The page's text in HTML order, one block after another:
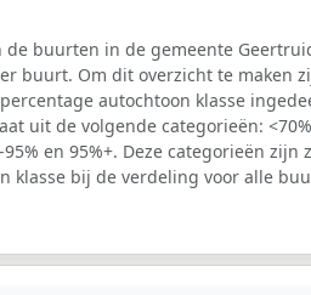
buurten in de gemeente
buurt. Om dit overzicht te maken
autochtoon klasse
uit de volgende categorieën:
95% en 95%+. Deze categorieën
klasse bij de verdeling voor alle